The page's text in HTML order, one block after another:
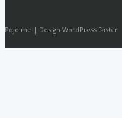
Pojo.me | Design WordPress Faster